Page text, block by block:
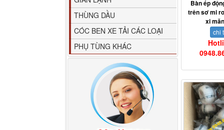
Bàn ép
trên sơ mi
xi
chi
THÙNG DẦU
CÓC BEN XE TẢI CÁC LOẠI
PHỤ TÙNG KHÁC
M4610162101A0 Tapbi